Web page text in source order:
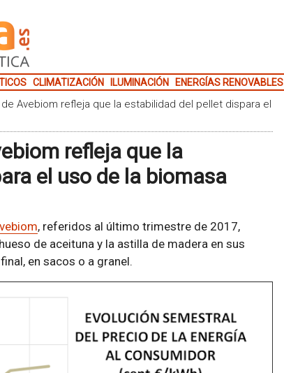
CLIMATIZACIÓN ILUMINACIÓN ENERGÍAS RENOVABLES
Avebiom refleja que la estabilidad del pellet dispara el
refleja que la
el uso de la biomasa
, referidos al último trimestre de 2017,
de aceituna y la astilla de madera en sus
en sacos o a granel.